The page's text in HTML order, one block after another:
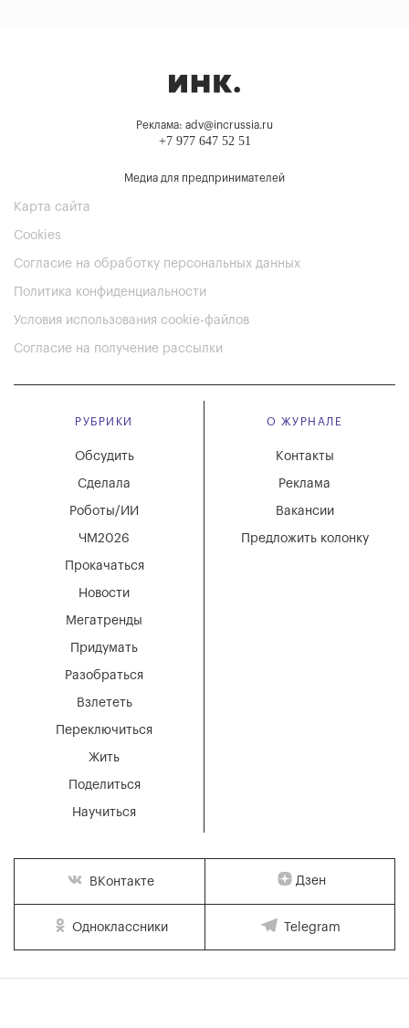
Реклама: adv@incrussia.ru
+7 977 647 52 51
Медиа для предпринимателей
Карта сайта
Cookies
Согласие на обработку персональных данных
Политика конфиденциальности
Условия использования cookie-файлов
Согласие на получение рассылки
РУБРИКИ
Мегатренды
Придумать
Разобраться
Взлететь
Новости
Переключиться
Жить
Поделиться
Научиться
Обсудить
Сделала
Роботы/ИИ
ЧМ2026
Прокачаться
О ЖУРНАЛЕ
Вакансии
Реклама
Контакты
Предложить колонку
ВКонтакте Дзен
Одноклассники Telegram